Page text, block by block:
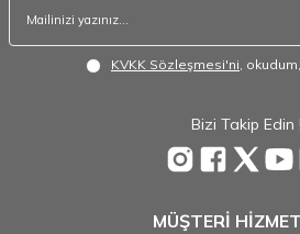
KVKK Sözleşmesi'ni,
Bizi Takip Edin !
MÜŞTERİ